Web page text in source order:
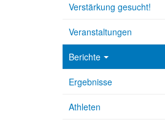
Verstärkung gesucht!
Veranstaltungen
Berichte
Ergebnisse
Athleten